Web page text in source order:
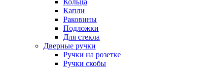
Кольца
Капли
Раковины
Подложки
Для стекла
Дверные ручки
Ручки на розетке
Ручки скобы